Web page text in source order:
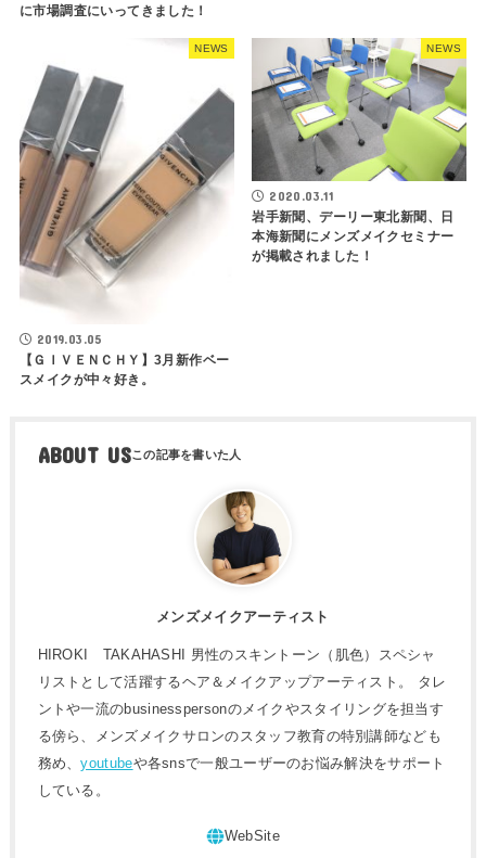
に市場調査にいってきました！
NEWS
2019.03.05
【ＧＩＶＥＮＣＨＹ】3月新作ベー
スメイクが中々好き。
NEWS
2020.03.11
岩手新聞、デーリー東北新聞、日
本海新聞にメンズメイクセミナー
が掲載されました！
ABOUT US
メンズメイクアーティスト
HIROKI TAKAHASHI 男性のスキントーン（肌色）スペシャ
リストとして活躍するヘア＆メイクアップアーティスト。 タレ
ントや一流のbusinesspersonのメイクやスタイリングを担当す
る傍ら、メンズメイクサロンのスタッフ教育の特別講師なども
務め、youtubeや各snsで一般ユーザーのお悩み解決をサポート
している。